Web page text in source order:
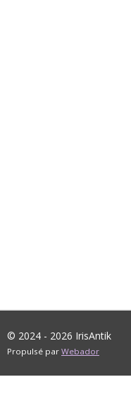
© 2024 - 2026 IrisAntik
Propulsé par Webador